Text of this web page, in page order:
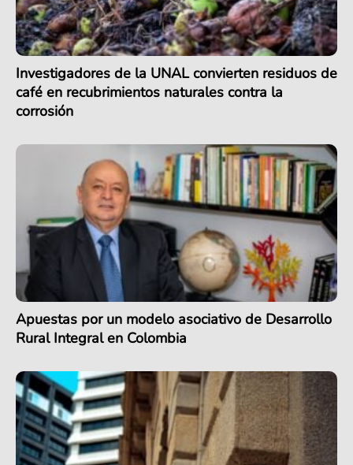
Investigadores de la UNAL convierten residuos de
café en recubrimientos naturales contra la
corrosión
Apuestas por un modelo asociativo de Desarrollo
Rural Integral en Colombia